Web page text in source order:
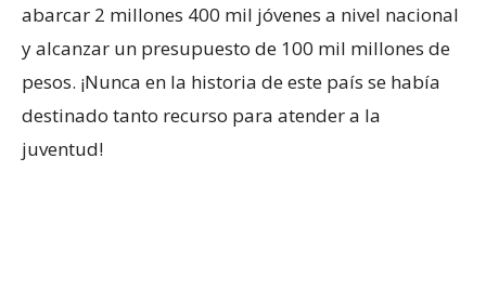
abarcar 2 millones 400 mil jóvenes a nivel nacional
y alcanzar un presupuesto de 100 mil millones de
pesos. ¡Nunca en la historia de este país se había
destinado tanto recurso para atender a la
juventud!